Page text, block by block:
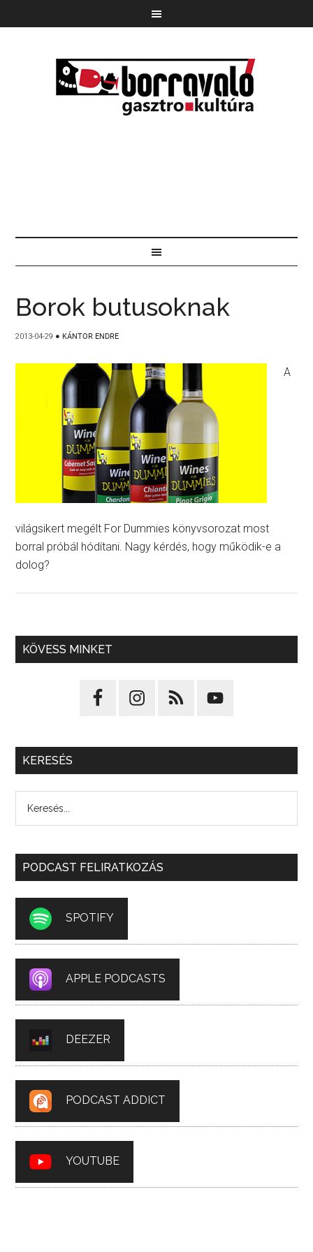
Borok butusoknak
2013-04-29 ● KÁNTOR ENDRE
A
világsikert megélt For Dummies könyvsorozat most
borral próbál hódítani. Nagy kérdés, hogy működik-e a
dolog?
KÖVESS MINKET
KERESÉS
PODCAST FELIRATKOZÁS
SPOTIFY
APPLE PODCASTS
DEEZER
PODCAST ADDICT
YOUTUBE